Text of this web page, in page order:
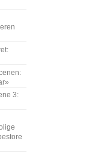
3: